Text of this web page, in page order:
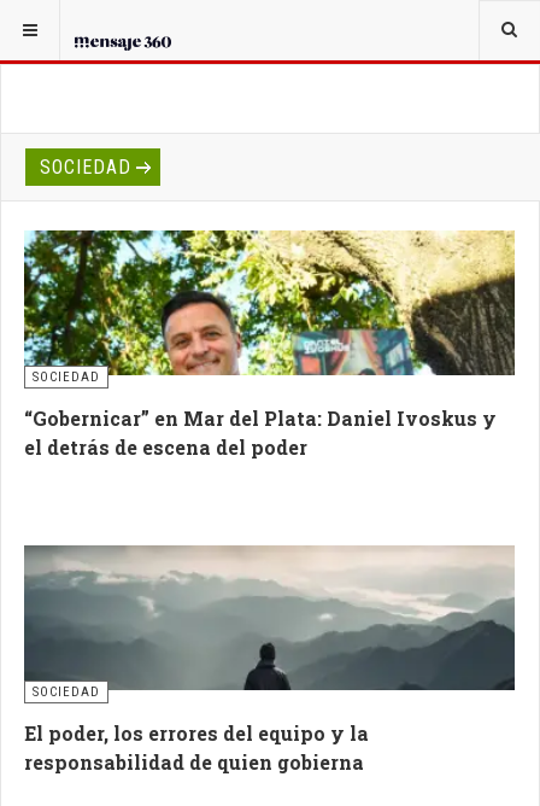
SOCIEDAD
SOCIEDAD
“Gobernicar” en Mar del Plata: Daniel Ivoskus y
el detrás de escena del poder
SOCIEDAD
El poder, los errores del equipo y la
responsabilidad de quien gobierna